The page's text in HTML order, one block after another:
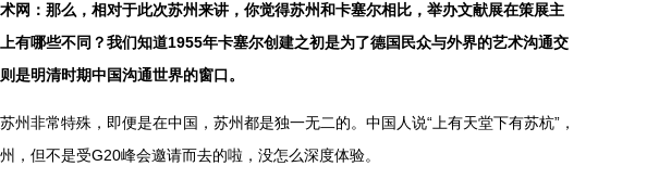
网：那么，相对于此次苏州来讲，你觉得苏州和卡塞尔相比，举办文献展在策展主
有哪些不同？我们知道1955年卡塞尔创建之初是为了德国民众与外界的艺术沟通交
是明清时期中国沟通世界的窗口。
非常特殊，即便是在中国，苏州都是独一无二的。中国人说“上有天堂下有苏杭”，
，但不是受G20峰会邀请而去的啦，没怎么深度体验。